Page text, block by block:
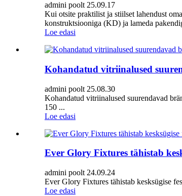
admini poolt 25.09.17
Kui otsite praktilist ja stiilset lahendust
konstruktsiooniga (KD) ja lameda
Loe edasi
Kohandatud vitriinalused
admini poolt 25.08.30
Kohandatud vitriinalused suurendavad
150 ...
Loe edasi
Ever Glory Fixtures tähistab
admini poolt 24.09.24
Ever Glory Fixtures tähistab kesksügise
Loe edasi